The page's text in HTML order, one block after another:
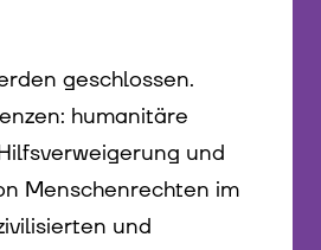
geschlossen.
humanitäre
und
Menschenrechten im
und